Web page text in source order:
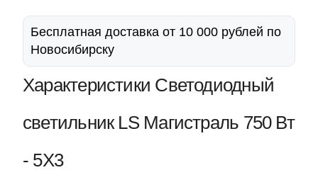
Бесплатная доставка от 10 000 рублей по
Новосибирску
Характеристики Светодиодный
светильник LS Магистраль 750 Вт
- 5Х3